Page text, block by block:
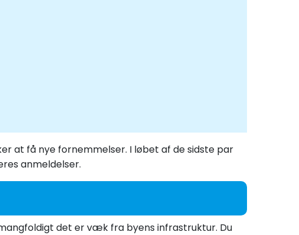
at få nye fornemmelser. I løbet af de sidste par
anmeldelser.
det er væk fra byens infrastruktur. Du